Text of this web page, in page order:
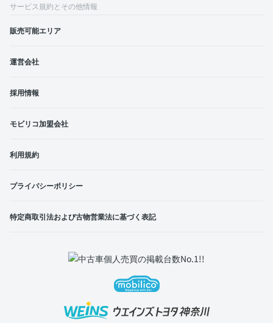
サービス規約とその他情報
販売可能エリア
運営会社
採用情報
モビリコ加盟会社
利用規約
プライバシーポリシー
特定商取引法および古物営業法に基づく表記